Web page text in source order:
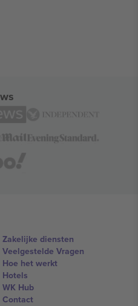
Zakelijke diensten
Veelgestelde Vragen
Hoe het werkt
Hotels
WK Hub
Contact